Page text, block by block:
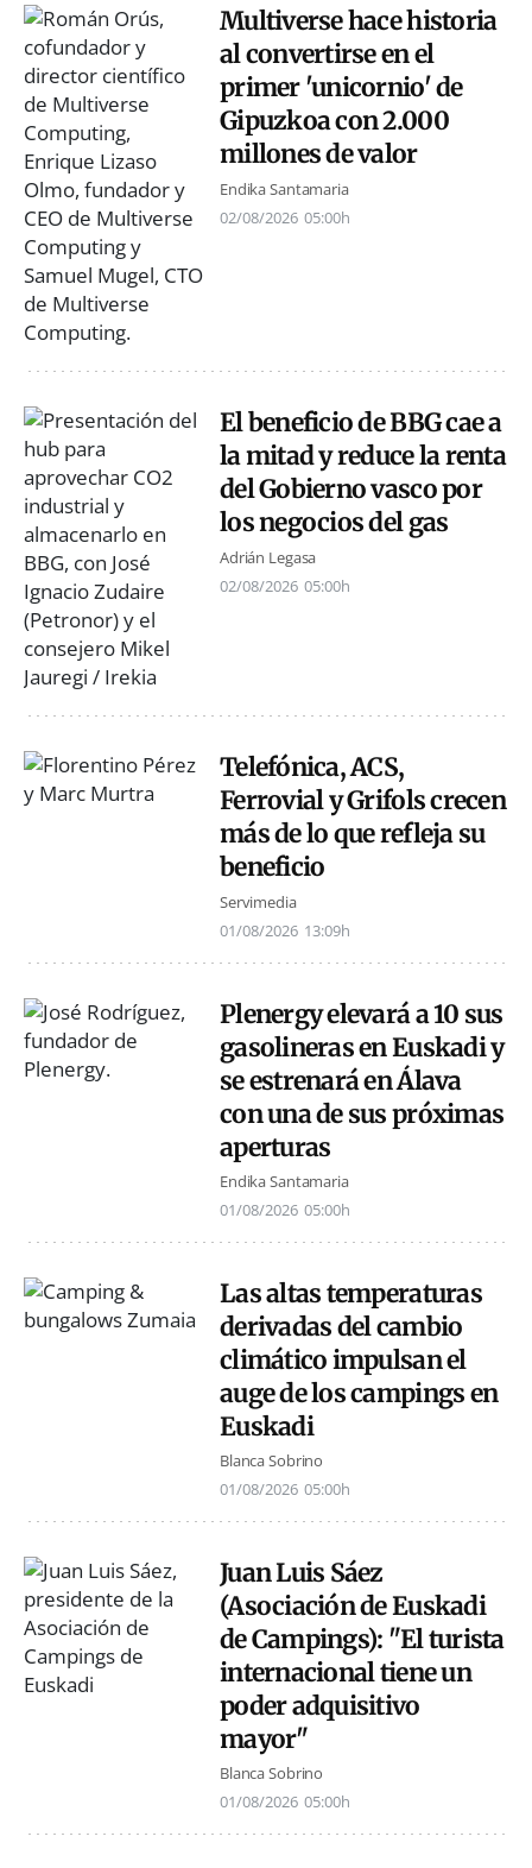
Multiverse hace historia
al convertirse en el
primer 'unicornio' de
Gipuzkoa con 2.000
millones de valor
Endika Santamaria
02/08/2026 05:00h
El beneficio de BBG cae a
la mitad y reduce la renta
del Gobierno vasco por
los negocios del gas
Adrián Legasa
02/08/2026 05:00h
Telefónica, ACS,
Ferrovial y Grifols crecen
más de lo que refleja su
beneficio
Servimedia
01/08/2026 13:09h
Plenergy elevará a 10 sus
gasolineras en Euskadi y
se estrenará en Álava
con una de sus próximas
aperturas
Endika Santamaria
01/08/2026 05:00h
Las altas temperaturas
derivadas del cambio
climático impulsan el
auge de los campings en
Euskadi
Blanca Sobrino
01/08/2026 05:00h
Juan Luis Sáez
(Asociación de Euskadi
de Campings): "El turista
internacional tiene un
poder adquisitivo
mayor"
Blanca Sobrino
01/08/2026 05:00h